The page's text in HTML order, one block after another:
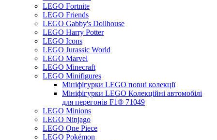
LEGO Fortnite
LEGO Friends
LEGO Gabby's Dollhouse
LEGO Harry Potter
LEGO Icons
LEGO Jurassic World
LEGO Marvel
LEGO Minecraft
LEGO Minifigures
Мініфігурки LEGO повні колекції
Мініфігурки LEGO Колекційні автомобілі
для перегонів F1® 71049
LEGO Minions
LEGO Ninjago
LEGO One Piece
LEGO Pokémon